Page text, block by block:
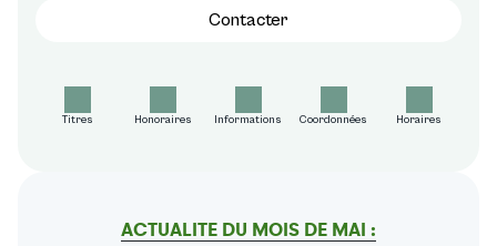
Contacter
Titres Honoraires Informations Coordonnées Horaires
ACTUALITE DU MOIS DE MAI :